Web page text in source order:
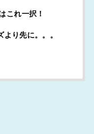
これ一択！
り先に。。。